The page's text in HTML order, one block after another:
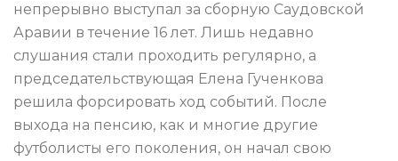
непрерывно выступал за сборную Саудовской
Аравии в течение 16 лет. Лишь недавно
слушания стали проходить регулярно, а
председательствующая Елена Гученкова
решила форсировать ход событий. После
выхода на пенсию, как и многие другие
футболисты его поколения, он начал свою